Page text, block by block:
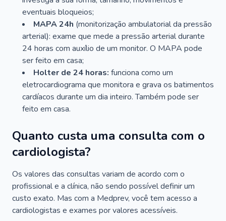
eventuais bloqueios;
MAPA 24h (monitorização ambulatorial da pressão
arterial): exame que mede a pressão arterial durante
24 horas com auxílio de um monitor. O MAPA pode
ser feito em casa;
Holter de 24 horas: funciona como um
eletrocardiograma que monitora e grava os batimentos
cardíacos durante um dia inteiro. Também pode ser
feito em casa.
Quanto custa uma consulta com o
cardiologista?
Os valores das consultas variam de acordo com o
profissional e a clínica, não sendo possível definir um
custo exato. Mas com a Medprev, você tem acesso a
cardiologistas e exames por valores acessíveis.